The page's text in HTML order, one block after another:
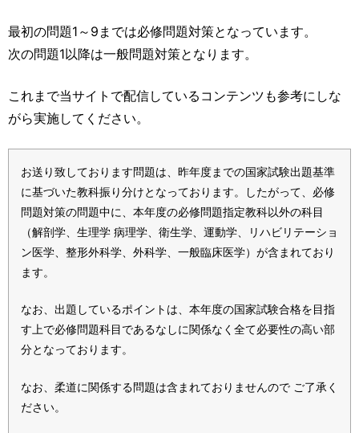
最初の問題1～9までは必修問題対策となっています。
次の問題1以降は一般問題対策となります。
これまで当サイトで配信しているコンテンツも参考にしな
がら実施してください。
お送り致しております問題は、昨年度までの国家試験出題基準
に基づいた教科振り分けとなっております。したがって、必修
問題対策の問題中に、本年度の必修問題指定教科以外の科目
（解剖学、生理学 病理学、衛生学、運動学、リハビリテーショ
ン医学、整形外科学、外科学、一般臨床医学）が含まれており
ます。
なお、出題しているポイントは、本年度の国家試験合格を目指
す上で必修問題科目であるなしに関係なく全て必要性の高い部
分となっております。
なお、柔道に関係する問題は含まれておりませんので ご了承く
ださい。